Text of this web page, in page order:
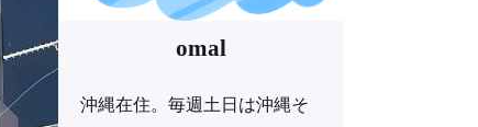
omal
沖縄在住。毎週土日は沖縄そ